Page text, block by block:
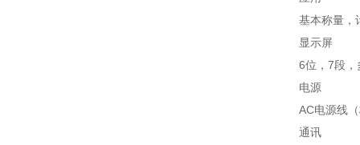
基本称量，
显示屏
6位，7段，
电源
AC电源线
通讯